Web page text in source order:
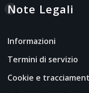
Note Legali
Informazioni
Termini di servizio
Cookie e